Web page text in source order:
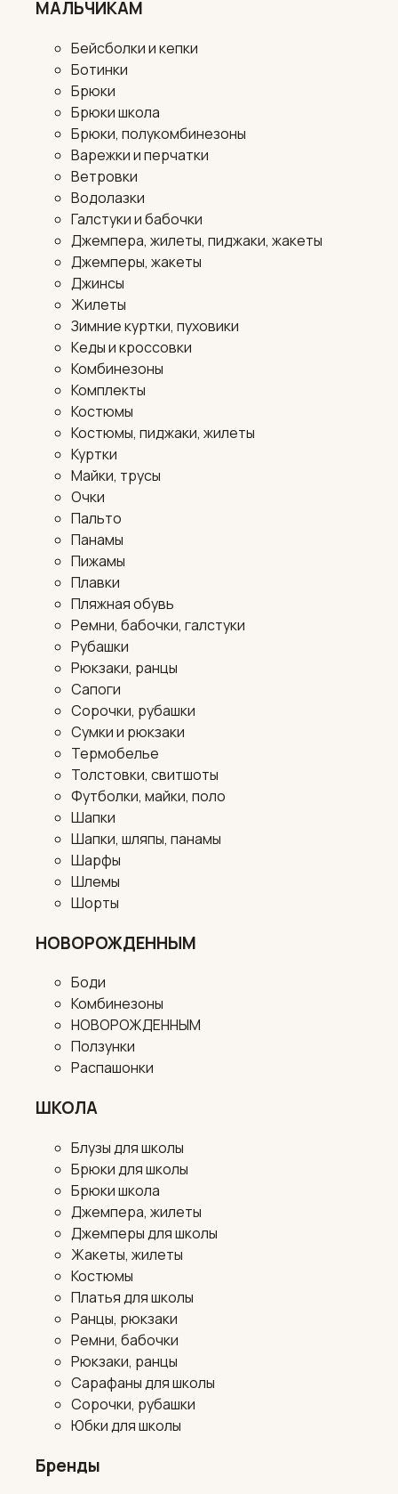
МАЛЬЧИКАМ
Бейсболки и кепки
Ботинки
Брюки
Брюки школа
Брюки, полукомбинезоны
Варежки и перчатки
Ветровки
Водолазки
Галстуки и бабочки
Джемпера, жилеты, пиджаки, жакеты
Джемперы, жакеты
Джинсы
Жилеты
Зимние куртки, пуховики
Кеды и кроссовки
Комбинезоны
Комплекты
Костюмы
Костюмы, пиджаки, жилеты
Куртки
Майки, трусы
Очки
Пальто
Панамы
Пижамы
Плавки
Пляжная обувь
Ремни, бабочки, галстуки
Рубашки
Рюкзаки, ранцы
Сапоги
Сорочки, рубашки
Сумки и рюкзаки
Термобелье
Толстовки, свитшоты
Футболки, майки, поло
Шапки
Шапки, шляпы, панамы
Шарфы
Шлемы
Шорты
НОВОРОЖДЕННЫМ
Боди
Комбинезоны
НОВОРОЖДЕННЫМ
Ползунки
Распашонки
ШКОЛА
Блузы для школы
Брюки для школы
Брюки школа
Джемпера, жилеты
Джемперы для школы
Жакеты, жилеты
Костюмы
Платья для школы
Ранцы, рюкзаки
Ремни, бабочки
Рюкзаки, ранцы
Сарафаны для школы
Сорочки, рубашки
Юбки для школы
Бренды